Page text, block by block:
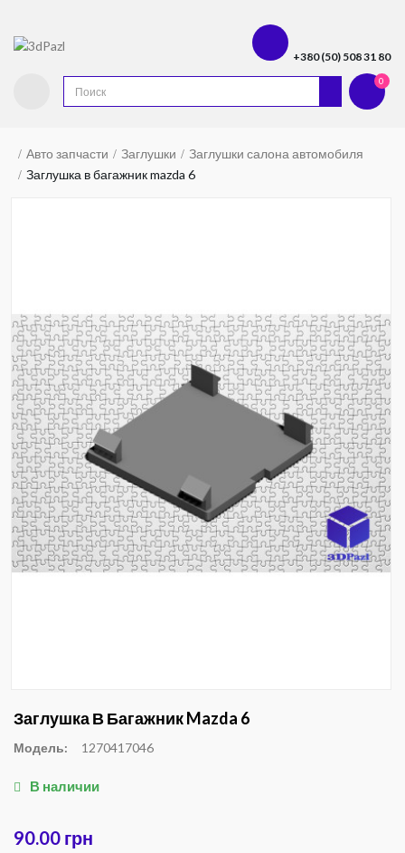
+380 (50) 508 31 80
0
Авто запчасти Заглушки
Заглушки салона автомобиля
Заглушка в багажник mazda 6
Заглушка В Багажник Mazda 6
Модель: 1270417046
В наличии
90.00 грн